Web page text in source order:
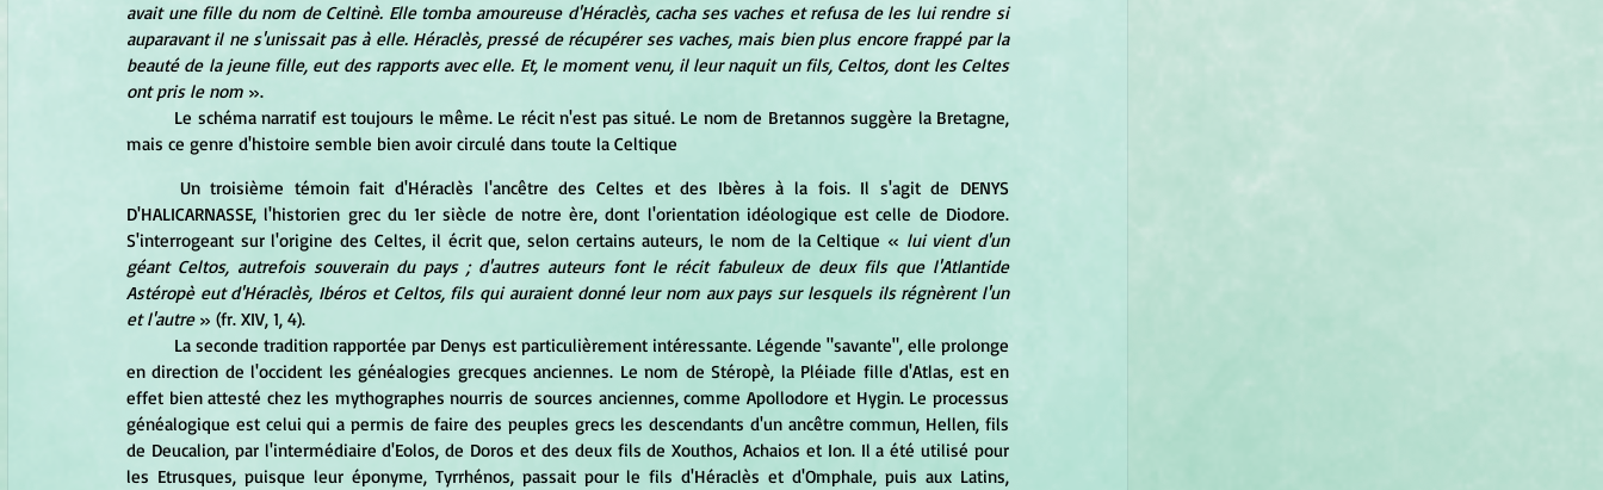
avait une fille du nom de Celtinè. Elle tomba amoureuse d'Héraclès, cacha ses vaches et refusa de les lui rendre si
auparavant il ne s'unissait pas à elle. Héraclès, pressé de récupérer ses vaches, mais bien plus encore frappé par la
beauté de la jeune fille, eut des rapports avec elle. Et, le moment venu, il leur naquit un fils, Celtos, dont les Celtes
ont pris le nom ».
mais ce genre d'histoire semble bien avoir circulé dans toute la Celtique
D'HALICARNASSE, l'historien grec du 1er siècle de notre ère, dont l'orientation idéologique est celle de Diodore.
S'interrogeant sur l'origine des Celtes, il écrit que, selon certains auteurs, le nom de la Celtique « lui vient d'un
géant Celtos, autrefois souverain du pays ; d'autres auteurs font le récit fabuleux de deux fils que l'Atlantide
Astéropè eut d'Héraclès, Ibéros et Celtos, fils qui auraient donné leur nom aux pays sur lesquels ils régnèrent l'un
et l'autre » (fr. XIV, 1, 4).
en direction de l'occident les généalogies grecques anciennes. Le nom de Stéropè, la Pléiade fille d'Atlas, est en
effet bien attesté chez les mythographes nourris de sources anciennes, comme Apollodore et Hygin. Le processus
généalogique est celui qui a permis de faire des peuples grecs les descendants d'un ancêtre commun, Hellen, fils
de Deucalion, par l'intermédiaire d'Eolos, de Doros et des deux fils de Xouthos, Achaios et Ion. Il a été utilisé pour
les Etrusques, puisque leur éponyme, Tyrrhénos, passait pour le fils d'Héraclès et d'Omphale, puis aux Latins,